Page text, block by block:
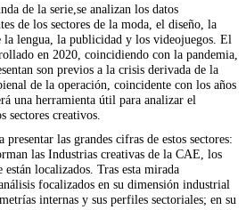
de la serie,se analizan los datos
de los sectores de la moda, el diseño, la
la lengua, la publicidad y los videojuegos. El
en 2020, coincidiendo con la pandemia,
son previos a la crisis derivada de la
de la operación, coincidente con los años
una herramienta útil para analizar el
sectores creativos.
las grandes cifras de estos sectores:
las Industrias creativas de la CAE, los
están localizados. Tras esta mirada
focalizados en su dimensión industrial
internas y sus perfiles sectoriales; en su